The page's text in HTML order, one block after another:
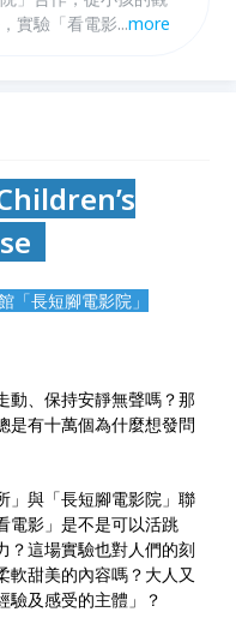
實驗「看電影」是不
，將
...more
長短腳電影院」
動、保持安靜無聲嗎？那
是有十萬個為什麼想發問
」與「長短腳電影院」聯
電影」是不是可以活跳
？這場實驗也對人們的刻
軟甜美的內容嗎？大人又
驗及感受的主體」？